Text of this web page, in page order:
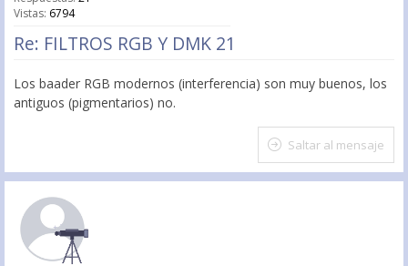
Vistas: 6794
Re: FILTROS RGB Y DMK 21
Los baader RGB modernos (interferencia) son muy buenos, los
antiguos (pigmentarios) no.
Saltar al mensaje